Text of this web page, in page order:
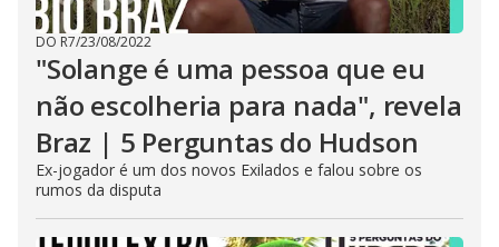
DO R7/23/08/2022
"Solange é uma pessoa que eu
não escolheria para nada", revela
Braz | 5 Perguntas do Hudson
Ex-jogador é um dos novos Exilados e falou sobre os
rumos da disputa